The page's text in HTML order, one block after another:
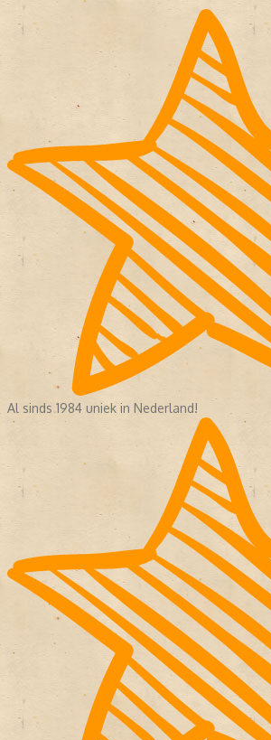
Al sinds 1984 uniek in Nederland!